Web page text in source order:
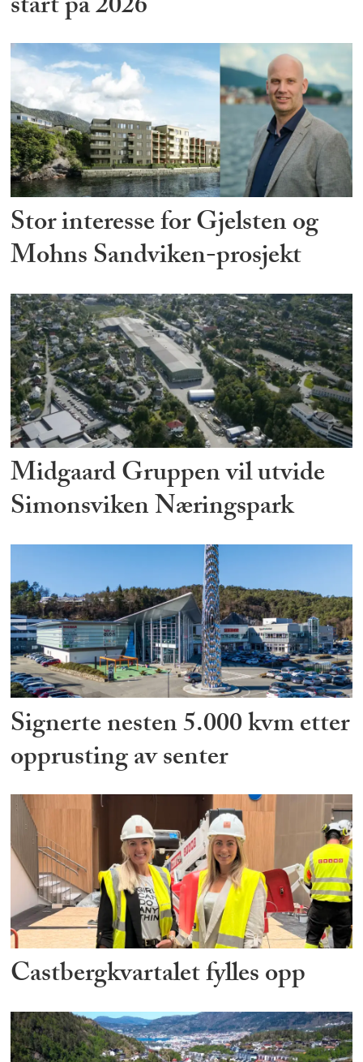
Stor interesse for Gjelsten og
Mohns Sandviken-prosjekt
Midgaard Gruppen vil utvide
Simonsviken Næringspark
Signerte nesten 5.000 kvm etter
opprusting av senter
Castbergkvartalet fylles opp